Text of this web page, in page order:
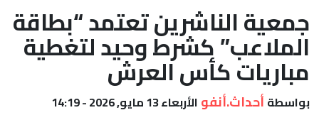
الصحراء
جمعية الناشرين تعتمد “بطاقة
الملاعب” كشرط وحيد لتغطية
مباريات كأس العرش
بواسطة أحداث.أنفو الأربعاء 13 مايو, 2026 - 14:19